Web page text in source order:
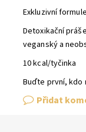
Exkluzivní
Detoxikační
veganský a
10 kcal/tyčinka
Buďte první, kdo
Přidat